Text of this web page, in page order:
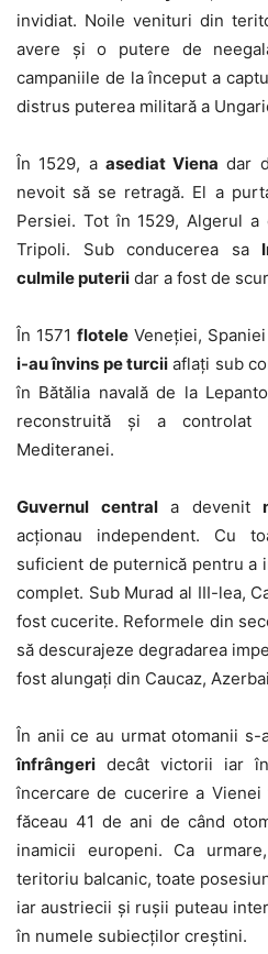
invidiat. Noile venituri din
avere și o putere de
campaniile de la început a
distrus puterea militară a
În 1529, a asediat Viena dar
nevoit să se retragă. El a
Persiei. Tot în 1529, Algerul a
Tripoli. Sub conducerea sa
culmile puterii dar a fost de
În 1571 floteleVeneției,
i-au învins pe turcii aflați sub
în Bătălia navală de la
reconstruită și a
Mediteranei.
Guvernul centrala devenit
acționau independent. Cu
suficient de puternică pentru
complet. Sub Murad al III-lea,
fost cucerite. Reformele din
să descurajeze degradarea
fost alungați din Caucaz,
În anii ce au urmat otomanii
înfrângeri decât victorii iar
încercare de cucerire a
făceau 41 de ani de când
inamicii europeni. Ca
teritoriu balcanic, toate
iar austriecii și rușii puteau
în numele subiecților creștini.